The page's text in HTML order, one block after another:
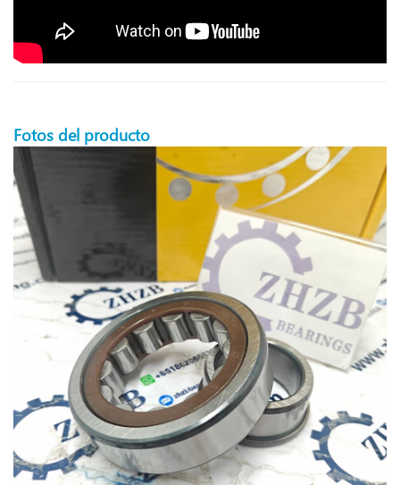
Fotos del producto